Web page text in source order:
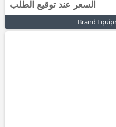
السعر عند توقيع الطلب
Brand